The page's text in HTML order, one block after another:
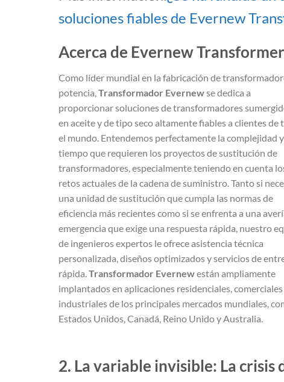
soluciones fiables de Evernew
Acerca de Evernew Transformer
Como líder mundial en la fabricación de
potencia, Transformador Evernewse dedica a
proporcionar soluciones de transformadores
en aceite y de tipo seco altamente fiables a clientes de
el mundo. Entendemos perfectamente la complejidad
tiempo que requieren los proyectos de sustitución de
transformadores, especialmente teniendo en cuenta
retos actuales de la cadena de suministro. Tanto si
una unidad de sustitución que cumpla las normas de
eficiencia más recientes como si se enfrenta a una
emergencia que exige una respuesta rápida, nuestro
de ingenieros expertos le ofrece asistencia técnica
personalizada, diseños optimizados y servicios de
rápida. Transformador Evernewestán ampliamente
implantados en aplicaciones residenciales, comerciales
industriales de los principales mercados mundiales,
Estados Unidos, Canadá, Reino Unido y Australia.
2. La variable invisible: La